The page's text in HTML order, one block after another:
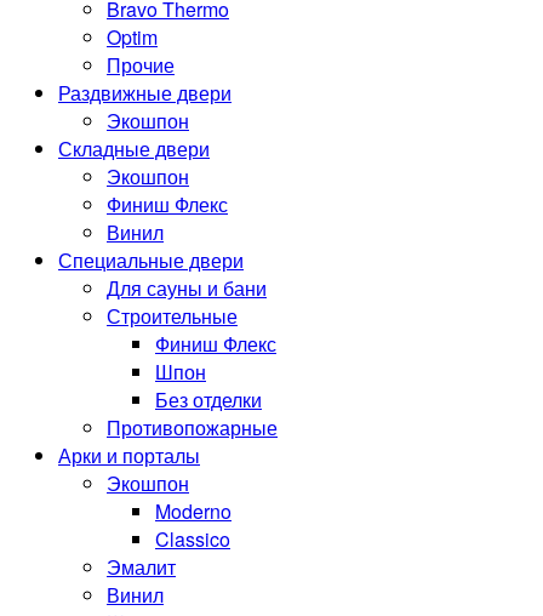
Bravo Thermo
Optim
Прочие
Раздвижные двери
Экошпон
Складные двери
Экошпон
Финиш Флекс
Винил
Специальные двери
Для сауны и бани
Строительные
Финиш Флекс
Шпон
Без отделки
Противопожарные
Арки и порталы
Экошпон
Moderno
Classico
Эмалит
Винил